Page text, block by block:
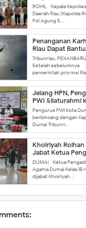
Udara Pantau
Illegal Logging
ROHIL - Kepala
Daerah Riau (Kapolda
Pol Agung S…
Penanganan
Riau Dapat
Helikopter Lagi
Tribunriau, PEKANBARU-
Setelah sebelumnya
pemerintah provinsi
Jelang HPN,
PWI Silaturahmi
Mapolres Dumai
Pengurus PWI Kota
berbincang dengan
Dumai Tribunri…
Khoiriyah Roihan
Jabat Ketua
Agama Dumai
DUMAI - Ketua
Agama Dumai Kelas IB
dijabat Khoiriyah …